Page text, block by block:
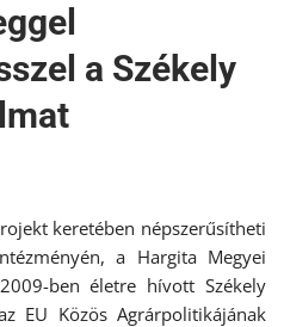
a Székely
keretében népszerűsítheti
a Hargita Megyei
ben életre hívott Székely
EU Közös Agrárpolitikájának